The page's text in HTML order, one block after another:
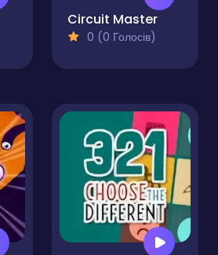
Circuit Master
0 (0 Голосів)